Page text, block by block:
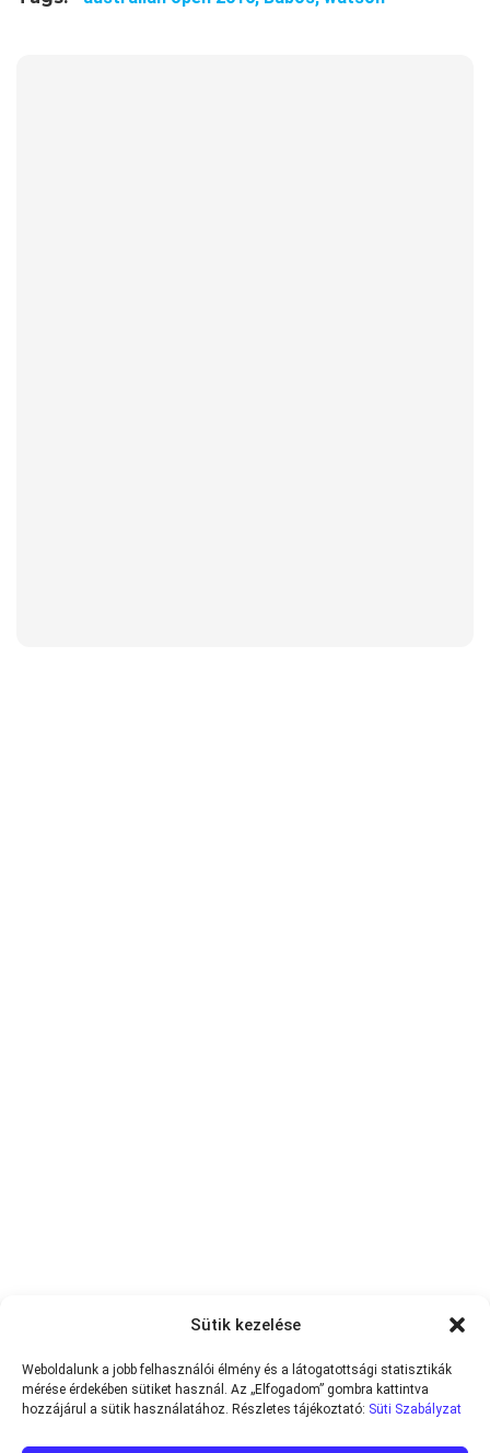
Sütik kezelése
Weboldalunk a jobb felhasználói élmény és a látogatottsági statisztikák
mérése érdekében sütiket használ. Az „Elfogadom” gombra kattintva
hozzájárul a sütik használatához. Részletes tájékoztató: Süti Szabályzat